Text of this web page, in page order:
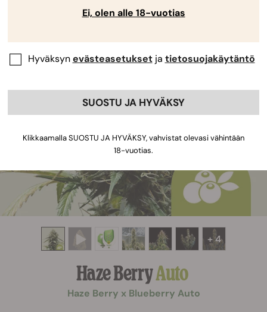
+ 4
Haze BerryAuto
Haze Berry x Blueberry Auto
Ei, olen alle 18-vuotias
Hyväksynevästeasetuksetja tietosuojakäytäntö
SUOSTU JA HYVÄKSY
Klikkaamalla SUOSTU JA HYVÄKSY, vahvistat olevasi vähintään
18-vuotias.